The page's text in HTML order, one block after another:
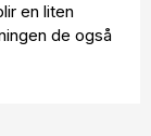
en liten
de også